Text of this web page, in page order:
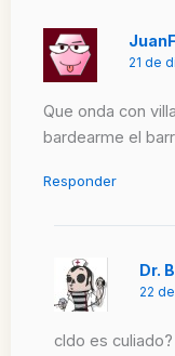
21 de
Que onda con
bardearme el
Responder
Dr.
22
cldo es